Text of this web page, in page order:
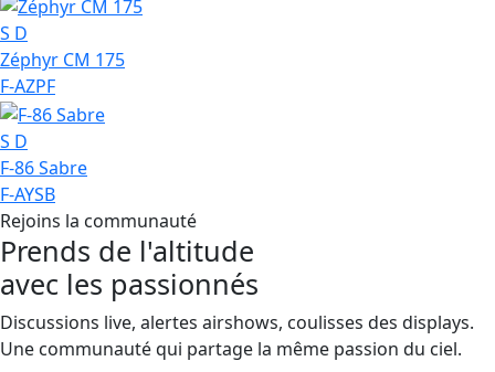
S D
Zéphyr CM 175
F-AZPF
S D
F-86 Sabre
F-AYSB
Rejoins la communauté
Prends de l'altitude
avec les passionnés
Discussions live, alertes airshows, coulisses des displays.
Une communauté qui partage la même passion du ciel.